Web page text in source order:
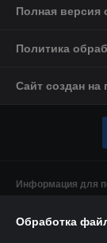
Полная версия
Политика
Сайт создан на
Информация для
предприниматель
Обработка